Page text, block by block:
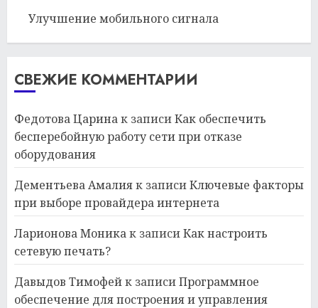
Улучшение мобильного сигнала
СВЕЖИЕ КОММЕНТАРИИ
Федотова Царинак записиКак обеспечить
бесперебойную работу сети при отказе
оборудования
Дементьева Амалияк записиКлючевые факторы
при выборе провайдера интернета
Ларионова Моникак записиКак настроить
сетевую печать?
Давыдов Тимофейк записиПрограммное
обеспечение для построения и управления